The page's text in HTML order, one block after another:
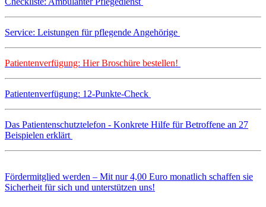
Service: Leistungen für pflegende Angehörige
Patientenverfügung: Hier Broschüre bestellen!
Patientenverfügung: 12-Punkte-Check
Das Patientenschutztelefon - Konkrete Hilfe für Betroffene an 27
Beispielen erklärt
Fördermitglied werden – Mit nur 4,00 Euro monatlich schaffen sie
Sicherheit für sich und unterstützen uns!